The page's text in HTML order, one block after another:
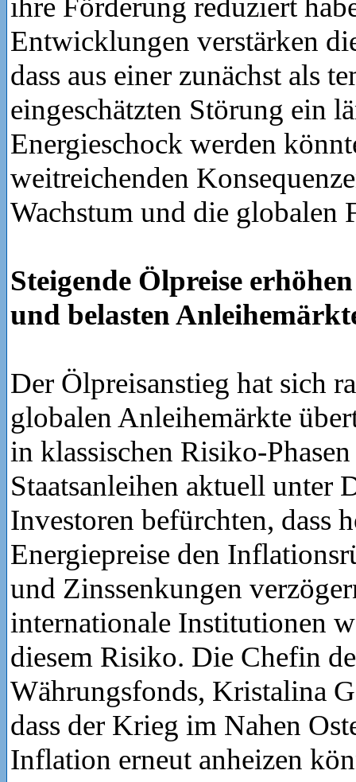
Entwicklungen verstärken
dass aus einer zunächst als
eingeschätzten Störung ein
Energieschock werden
weitreichenden
Wachstum und die globalen
Steigende Ölpreise
und belasten
Der Ölpreisanstieg hat sich
globalen Anleihemärkte
in klassischen Risiko-
Staatsanleihen aktuell unter
Investoren befürchten, dass
Energiepreise den
und Zinssenkungen
internationale Institutionen
diesem Risiko. Die Chefin
Währungsfonds, Kristalina
dass der Krieg im Nahen
Inflation erneut anheizen